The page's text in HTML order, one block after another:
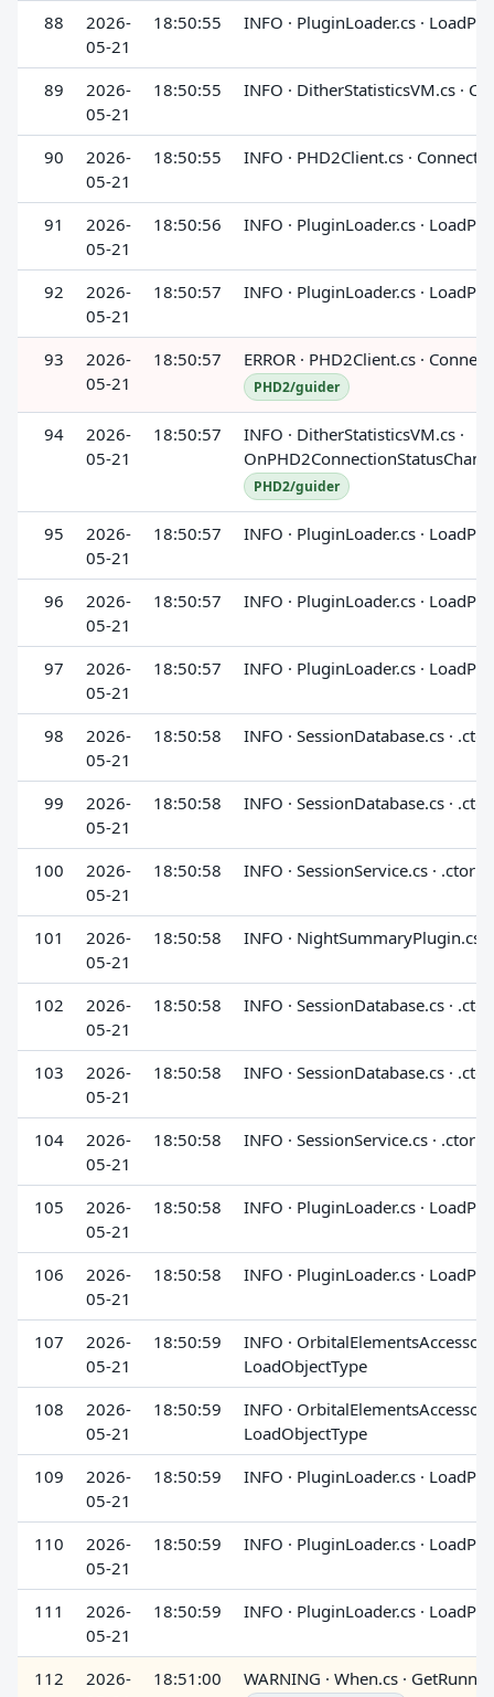
88
2026-
05-21
18:50:55 INFO · PluginLoader.cs ·
89
2026-
05-21
18:50:55 INFO · DitherStatisticsVM.cs ·
90
2026-
05-21
18:50:55 INFO · PHD2Client.cs ·
91
2026-
05-21
18:50:56 INFO · PluginLoader.cs ·
92
2026-
05-21
18:50:57 INFO · PluginLoader.cs ·
93
2026-
05-21
18:50:57 ERROR · PHD2Client.cs ·
PHD2/guider
94
2026-
05-21
18:50:57
INFO · DitherStatisticsVM.cs ·
PHD2/guider
95
2026-
05-21
18:50:57 INFO · PluginLoader.cs ·
96
2026-
05-21
18:50:57 INFO · PluginLoader.cs ·
97
2026-
05-21
18:50:57 INFO · PluginLoader.cs ·
98
2026-
05-21
18:50:58 INFO · SessionDatabase.cs · .ctor
99
2026-
05-21
18:50:58 INFO · SessionDatabase.cs · .ctor
100
2026-
05-21
18:50:58 INFO · SessionService.cs · .ctor
101
2026-
05-21
18:50:58 INFO · NightSummaryPlugin.cs
102
2026-
05-21
18:50:58 INFO · SessionDatabase.cs · .ctor
103
2026-
05-21
18:50:58 INFO · SessionDatabase.cs · .ctor
104
2026-
05-21
18:50:58 INFO · SessionService.cs · .ctor
105
2026-
05-21
18:50:58 INFO · PluginLoader.cs ·
106
2026-
05-21
18:50:58 INFO · PluginLoader.cs ·
107
2026-
05-21
18:50:59
INFO ·
LoadObjectType
108
2026-
05-21
18:50:59
INFO ·
LoadObjectType
109
2026-
05-21
18:50:59 INFO · PluginLoader.cs ·
110
2026-
05-21
18:50:59 INFO · PluginLoader.cs ·
111
2026-
05-21
18:50:59 INFO · PluginLoader.cs ·
112
2026-
18:51:00 WARNING · When.cs ·